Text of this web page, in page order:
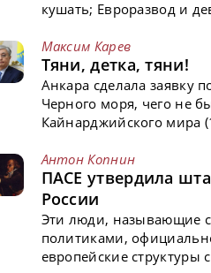
кушать; Евроразвод и
Максим Карев
Тяни, детка, тяни!
Анкара сделала заявку
Черного моря, чего не
Кайнарджийского мира
Антон Копнин
ПАСЕ утвердила
России
Эти люди, называющие
политиками,
европейские структуры